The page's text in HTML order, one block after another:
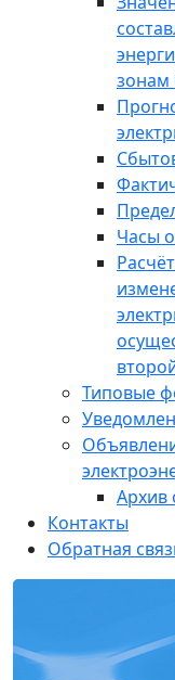
Часы
Типовые
Архив
Контакты
Обратная